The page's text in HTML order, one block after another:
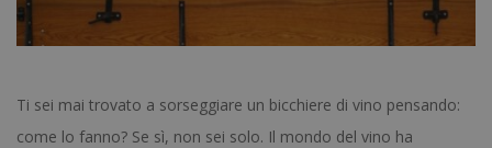
Ti sei mai trovato a sorseggiare un bicchiere di vino pensando:
come lo fanno? Se sì, non sei solo. Il mondo del vino ha